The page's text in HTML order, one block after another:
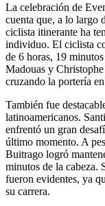
La celebración de
cuenta que, a lo largo
ciclista itinerante ha
individuo. El ciclista
de 6 horas, 19
Madouas y
cruzando la portería
También fue
latinoamericanos.
enfrentó un gran
último momento. A
Buitrago logró
minutos de la cabeza.
fueron evidentes, ya
su carrera.